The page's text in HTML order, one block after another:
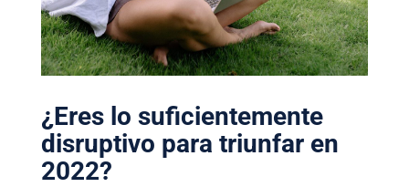
¿Eres lo suficientemente
disruptivo para triunfar en
2022?